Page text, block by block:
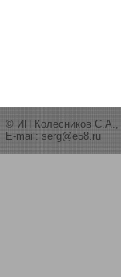
© ИП Колесников С.А.,
E-mail: serg@e58.ru